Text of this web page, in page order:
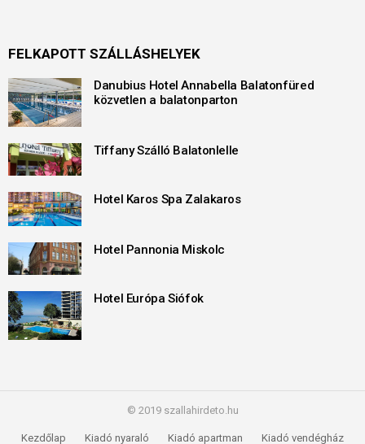
FELKAPOTT SZÁLLÁSHELYEK
Danubius Hotel Annabella Balatonfüred
közvetlen a balatonparton
Tiffany Szálló Balatonlelle
Hotel Karos Spa Zalakaros
Hotel Pannonia Miskolc
Hotel Európa Siófok
© 2019 szallahirdeto.hu
Kezdőlap Kiadó nyaraló Kiadó apartman Kiadó vendégház